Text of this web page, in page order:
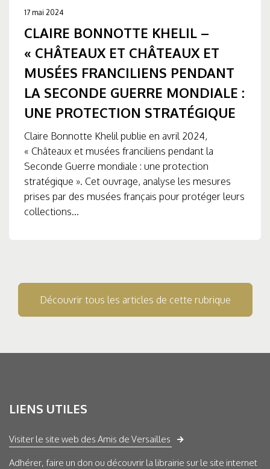
17 mai 2024
CLAIRE BONNOTTE KHELIL –
« CHÂTEAUX ET CHÂTEAUX ET
MUSÉES FRANCILIENS PENDANT
LA SECONDE GUERRE MONDIALE :
UNE PROTECTION STRATÉGIQUE
Claire Bonnotte Khelil publie en avril 2024,
« Châteaux et musées franciliens pendant la
Seconde Guerre mondiale : une protection
stratégique ». Cet ouvrage, analyse les mesures
prises par des musées français pour protéger leurs
collections...
Découvrir tous les articles de cette rubrique
LIENS UTILES
Visiter le site web des Amis de Versailles
Adhérer, faire un don ou découvrir la librairie sur le site internet